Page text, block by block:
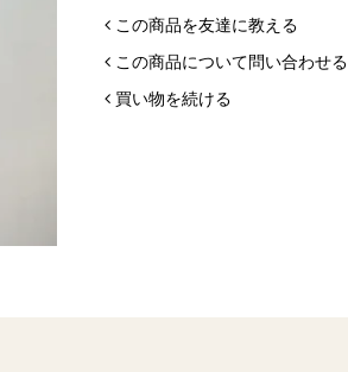
この商品を友達に教える
この商品について問い合わせる
買い物を続ける